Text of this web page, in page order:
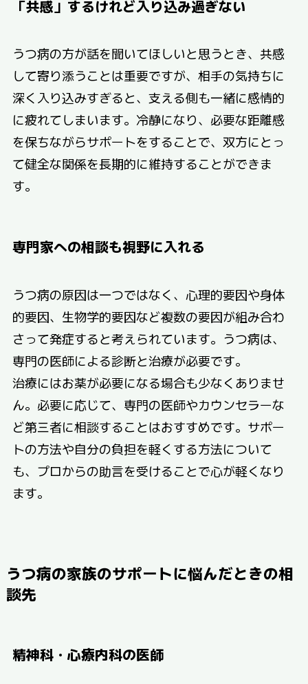
「共感」するけれど入り込み過ぎない
うつ病の方が話を聞いてほしいと思うとき、共感
して寄り添うことは重要ですが、相手の気持ちに
深く入り込みすぎると、支える側も一緒に感情的
に疲れてしまいます。冷静になり、必要な距離感
を保ちながらサポートをすることで、双方にとっ
て健全な関係を長期的に維持することができま
す。
専門家への相談も視野に入れる
うつ病の原因は一つではなく、心理的要因や身体
的要因、生物学的要因など複数の要因が組み合わ
さって発症すると考えられています。うつ病は、
専門の医師による診断と治療が必要です。
治療にはお薬が必要になる場合も少なくありませ
ん。必要に応じて、専門の医師やカウンセラーな
ど第三者に相談することはおすすめです。サポー
トの方法や自分の負担を軽くする方法について
も、プロからの助言を受けることで心が軽くなり
ます。
うつ病の家族のサポートに悩んだときの相
談先
精神科・心療内科の医師